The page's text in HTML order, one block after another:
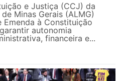
e Justiça (CCJ) da
Minas Gerais (ALMG)
à Constituição
autonomia
financeira e...